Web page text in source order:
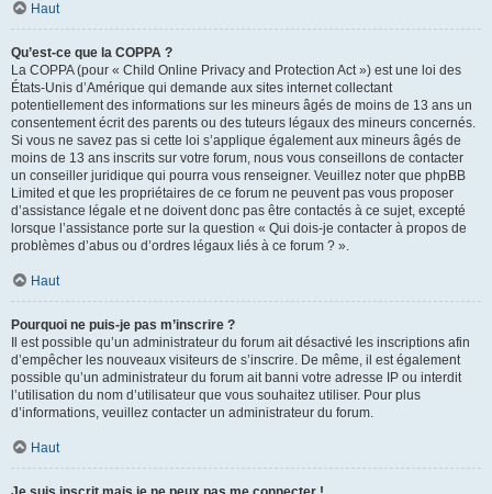
Haut
Qu’est-ce que la COPPA ?
La COPPA (pour « Child Online Privacy and Protection Act ») est une loi des
États-Unis d’Amérique qui demande aux sites internet collectant
potentiellement des informations sur les mineurs âgés de moins de 13 ans un
consentement écrit des parents ou des tuteurs légaux des mineurs concernés.
Si vous ne savez pas si cette loi s’applique également aux mineurs âgés de
moins de 13 ans inscrits sur votre forum, nous vous conseillons de contacter
un conseiller juridique qui pourra vous renseigner. Veuillez noter que phpBB
Limited et que les propriétaires de ce forum ne peuvent pas vous proposer
d’assistance légale et ne doivent donc pas être contactés à ce sujet, excepté
lorsque l’assistance porte sur la question « Qui dois-je contacter à propos de
problèmes d’abus ou d’ordres légaux liés à ce forum ? ».
Haut
Pourquoi ne puis-je pas m’inscrire ?
Il est possible qu’un administrateur du forum ait désactivé les inscriptions afin
d’empêcher les nouveaux visiteurs de s’inscrire. De même, il est également
possible qu’un administrateur du forum ait banni votre adresse IP ou interdit
l’utilisation du nom d’utilisateur que vous souhaitez utiliser. Pour plus
d’informations, veuillez contacter un administrateur du forum.
Haut